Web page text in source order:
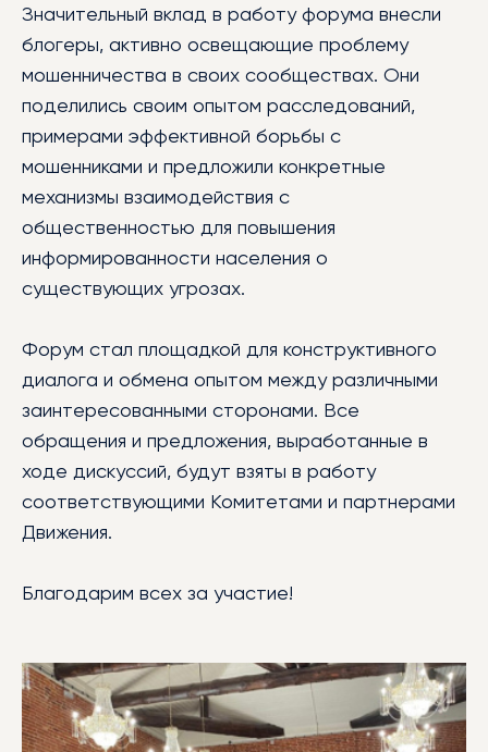
Значительный вклад в работу форума внесли
блогеры, активно освещающие проблему
мошенничества в своих сообществах. Они
поделились своим опытом расследований,
примерами эффективной борьбы с
мошенниками и предложили конкретные
механизмы взаимодействия с
общественностью для повышения
информированности населения о
существующих угрозах.
Форум стал площадкой для конструктивного
диалога и обмена опытом между различными
заинтересованными сторонами. Все
обращения и предложения, выработанные в
ходе дискуссий, будут взяты в работу
соответствующими Комитетами и партнерами
Движения.
Благодарим всех за участие!